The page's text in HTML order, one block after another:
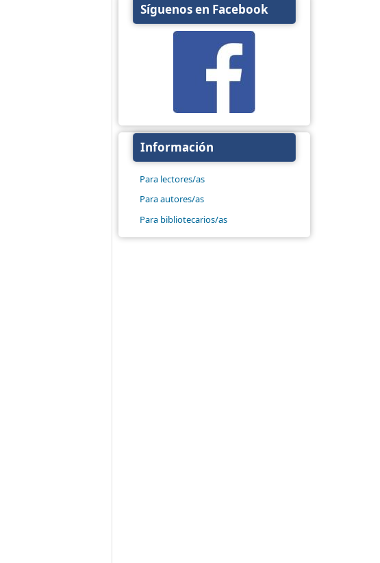
Síguenos en Facebook
Información
Para lectores/as
Para autores/as
Para bibliotecarios/as